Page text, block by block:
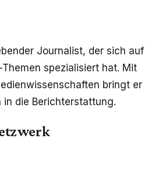
Journalist, der sich auf
spezialisiert hat. Mit
bringt er
die Berichterstattung.